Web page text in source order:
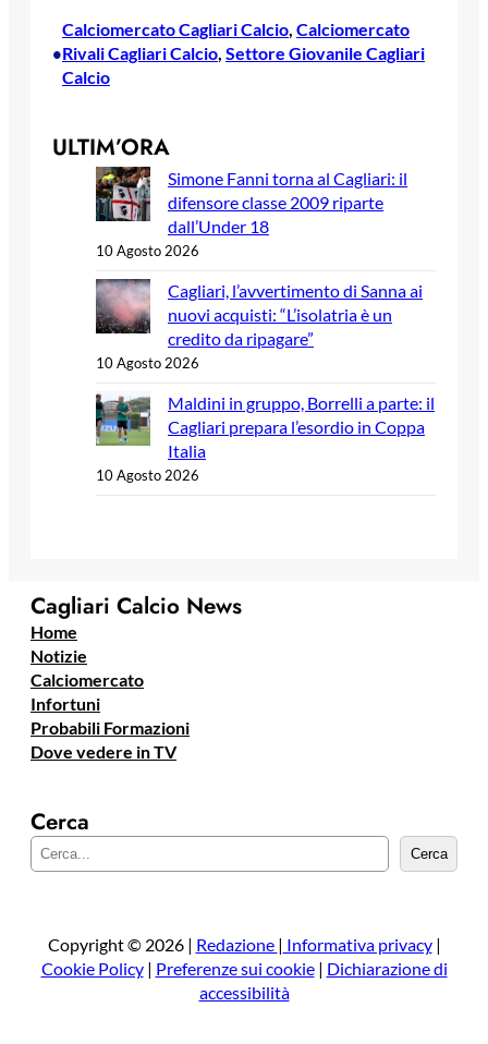
•
Calciomercato Cagliari Calcio, Calciomercato
Rivali Cagliari Calcio, Settore Giovanile Cagliari
Calcio
ULTIM’ORA
Simone Fanni torna al Cagliari: il
difensore classe 2009 riparte
dall’Under 18
10 Agosto 2026
Cagliari, l’avvertimento di Sanna ai
nuovi acquisti: “L’isolatria è un
credito da ripagare”
10 Agosto 2026
Maldini in gruppo, Borrelli a parte: il
Cagliari prepara l’esordio in Coppa
Italia
10 Agosto 2026
Cagliari Calcio News
Home
Notizie
Calciomercato
Infortuni
Probabili Formazioni
Dove vedere in TV
Cerca
e
a
Cerca
Copyright © 2026 | Redazione | Informativa privacy|
Cookie Policy| Preferenze sui cookie| Dichiarazione di
accessibilità